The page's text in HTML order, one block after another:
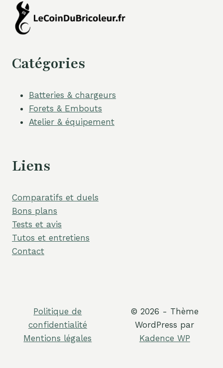
Catégories
Batteries & chargeurs
Forets & Embouts
Atelier & équipement
Liens
Comparatifs et duels
Bons plans
Tests et avis
Tutos et entretiens
Contact
Politique de
confidentialité
Mentions légales
© 2026 - Thème
WordPress par
Kadence WP